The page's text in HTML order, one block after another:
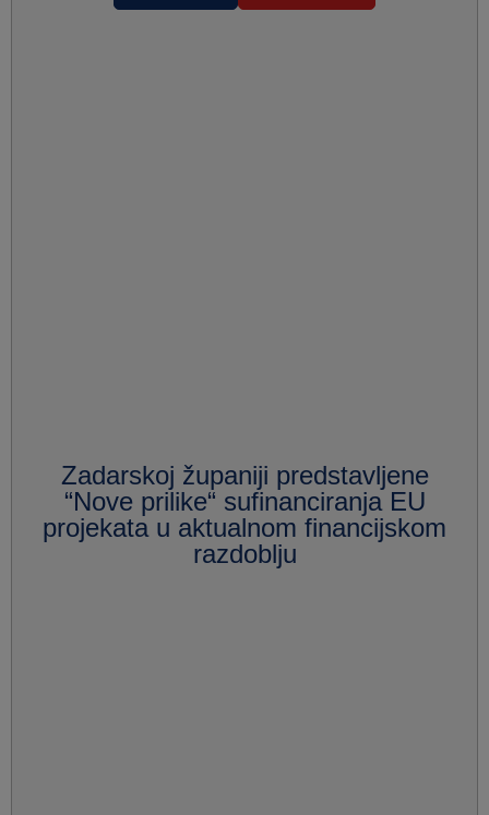
Zadarskoj županiji predstavljene
“Nove prilike“ sufinanciranja EU
projekata u aktualnom financijskom
razdoblju